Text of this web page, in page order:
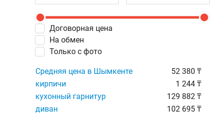
Договорная цена
На обмен
Только с фото
Средняя цена в Шымкенте
52 380 ₸
кирпичи
1 244 ₸
кухонный гарнитур
129 882 ₸
диван
102 695 ₸